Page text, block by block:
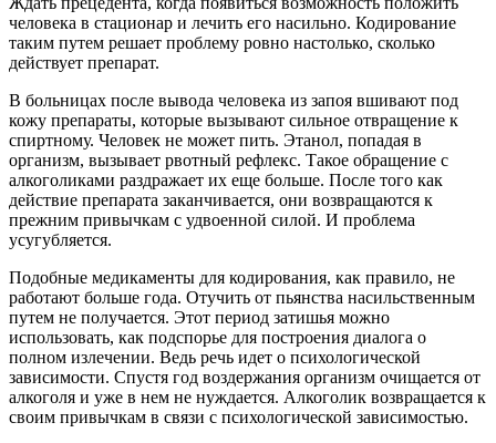
человека в стационар и лечить его насильно. Кодирование
таким путем решает проблему ровно настолько, сколько
действует препарат.
В больницах после вывода человека из запоя вшивают под
кожу препараты, которые вызывают сильное отвращение к
спиртному. Человек не может пить. Этанол, попадая в
организм, вызывает рвотный рефлекс. Такое обращение с
алкоголиками раздражает их еще больше. После того как
действие препарата заканчивается, они возвращаются к
прежним привычкам с удвоенной силой. И проблема
усугубляется.
Подобные медикаменты для кодирования, как правило, не
работают больше года. Отучить от пьянства насильственным
путем не получается. Этот период затишья можно
использовать, как подспорье для построения диалога о
полном излечении. Ведь речь идет о психологической
зависимости. Спустя год воздержания организм очищается от
алкоголя и уже в нем не нуждается. Алкоголик возвращается к
своим привычкам в связи с психологической зависимостью.